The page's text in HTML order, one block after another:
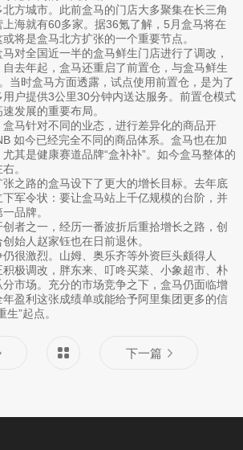
方城市。此前盒马的门店大多聚集在长三角
海就有60多家。据36氪了解，5月盒马将在
将是盒马北方扩张的一个重要节点。
对全国近一半的盒马鲜生门店进行了调改，
去年起，盒马还重启了前置仓，与盒马鲜生
当时盒马方面透露，试点使用前置仓，是为了
户提供3公里30分钟内送达服务。前置仓模式
发展的重要布局。
马针对不同的业态，进行差异化的商品开
如今已经完全不同的商品体系。盒马也在加
其是健康赛道品牌“盒补补”。如今盒马整体的
。
之路的盒马设下了更大的增长目标。去年底
军令状：要让盒马站上千亿规模的台阶，并
品牌。
者之一，经历一番波折后重拾增长之路，创
始人赵家钰也在日前退休。
很激烈。山姆、奥乐齐等外资巨头颇得人
极调改，胖东来、叮咚买菜、小象超市、朴
市场。充分的市场竞争之下，盒马仍面临增
盈利这张成绩单或能给予阿里集团更多的信
”起点。
下一篇